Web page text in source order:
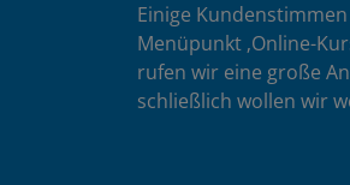
Einige
Menüpunkt ‚Online-
rufen wir eine große
schließlich wollen wir